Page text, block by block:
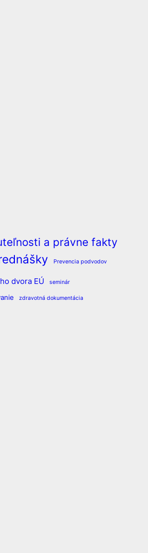
a právne fakty
Prevencia podvodov
dvora EÚ seminár
zdravotná dokumentácia